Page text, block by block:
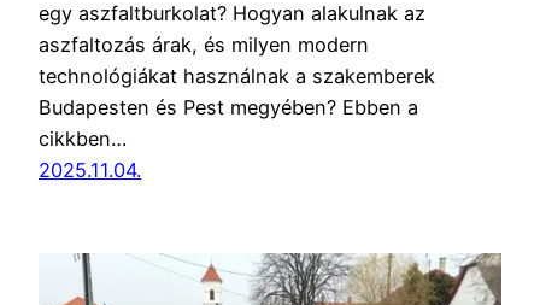
egy aszfaltburkolat? Hogyan alakulnak az
aszfaltozás árak, és milyen modern
technológiákat használnak a szakemberek
Budapesten és Pest megyében? Ebben a
cikkben…
2025.11.04.